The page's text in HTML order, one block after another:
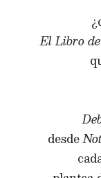
El Libro
desde